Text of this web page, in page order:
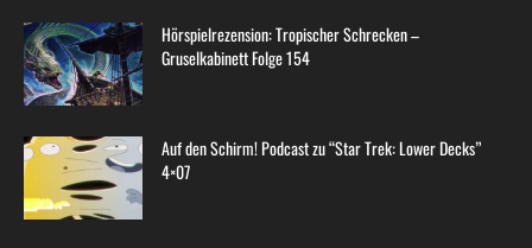
Hörspielrezension: Tropischer Schrecken –
Gruselkabinett Folge 154
Auf den Schirm! Podcast zu “Star Trek: Lower Decks”
4×07